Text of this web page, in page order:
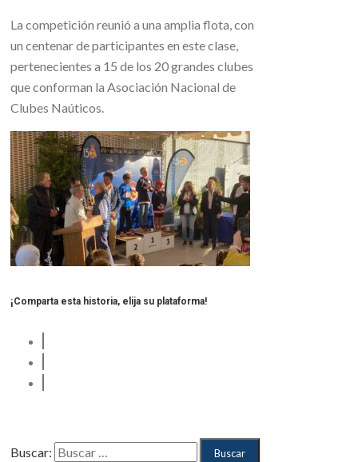
La competición reunió a una amplia flota, con
un centenar de participantes en este clase,
pertenecientes a 15 de los 20 grandes clubes
que conforman la Asociación Nacional de
Clubes Naúticos.
¡Comparta esta historia, elija su plataforma!
Buscar: